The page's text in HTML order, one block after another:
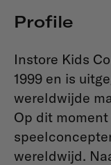
Profile
Instore Kids
1999 en is
wereldwijde
Op dit
wereldwijd.